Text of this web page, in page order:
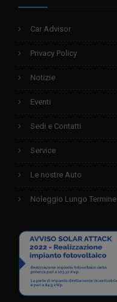
Car Advisor
Privacy Policy
Notizie
Eventi
Sedi e Contatti
Service
Le nostre Auto
Noleggio Lungo Termine